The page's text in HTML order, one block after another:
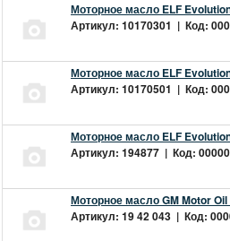
Моторное масло ELF
Артикул: 10170301 | Код:
Моторное масло ELF
Артикул: 10170501 | Код:
Моторное масло ELF
Артикул: 194877 | Код:
Моторное масло GM Motor Oil
Артикул: 19 42 043 | Код: